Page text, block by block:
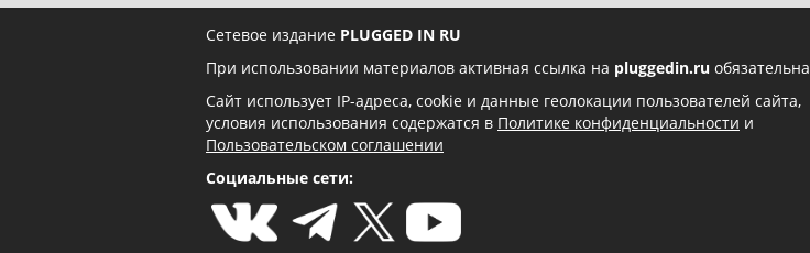
Сетевое издание PLUGGED IN RU
При использовании материалов активная ссылка на pluggedin.ru обязательна
Сайт использует IP-адреса, cookie и данные геолокации пользователей сайта,
условия использования содержатся в Политике конфиденциальности и
Пользовательском соглашении
Социальные сети: